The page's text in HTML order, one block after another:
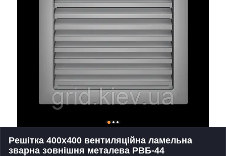
Решітка 400х400 вентиляційна ламельна
зварна зовнішня металева РВБ-44